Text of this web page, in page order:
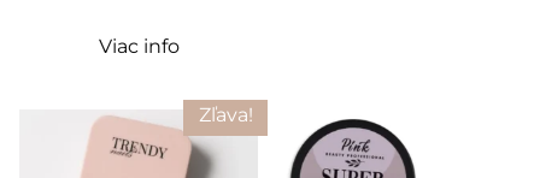
Viac info
Zľava!